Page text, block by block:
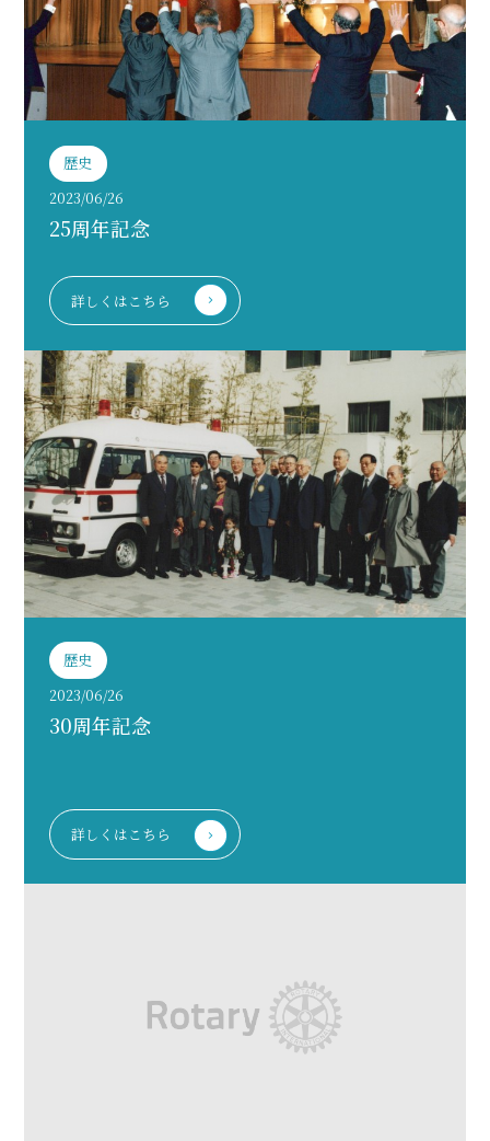
歴史
2023/06/26
25周年記念
詳しくはこちら
歴史
2023/06/26
30周年記念
詳しくはこちら